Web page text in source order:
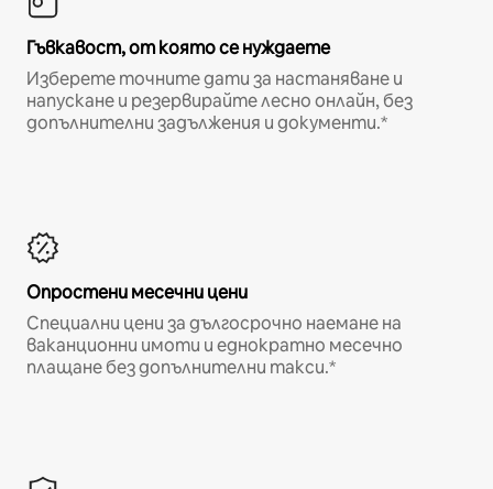
Гъвкавост, от която се нуждаете
Изберете точните дати за настаняване и
напускане и резервирайте лесно онлайн, без
допълнителни задължения и документи.*
Опростени месечни цени
Специални цени за дългосрочно наемане на
ваканционни имоти и еднократно месечно
плащане без допълнителни такси.*